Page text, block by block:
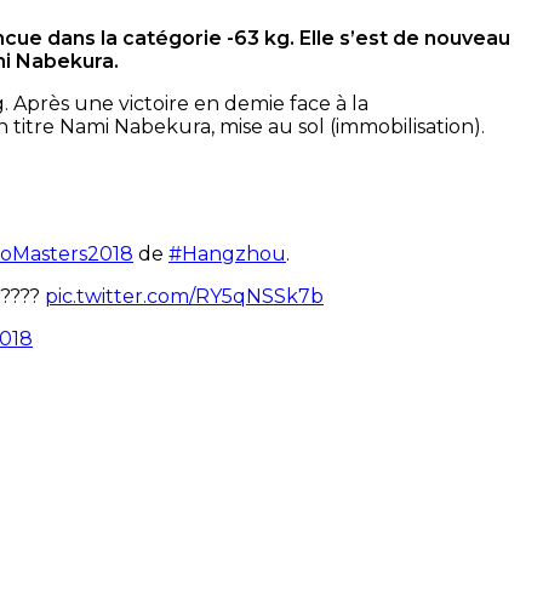
dans la catégorie -63 kg. Elle s’est de nouveau
Nabekura.
Après une victoire en demie face à la
Nami Nabekura, mise au sol (immobilisation).
de #Hangzhou.
pic.twitter.com/RY5qNSSk7b